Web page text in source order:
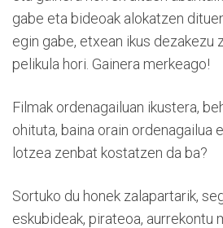
gabe eta bideoak alokatzen
egin gabe, etxean ikus dezakezu
pelikula hori. Gainera merkeago!
Filmak ordenagailuan ikustera,
ohituta, baina orain ordenagailua
lotzea zenbat kostatzen da ba?
Sortuko du honek zalapartarik,
eskubideak, pirateoa, aurrekontu